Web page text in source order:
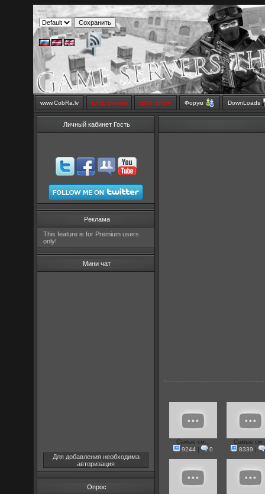
www.CobRa.lv LIVE Stream SMS SHOP Форум DownLoads
Личный кабинет Гость
Реклама
This feature is for Premium users
only!
Мини чат
Для добавления необходима
авторизация
Опрос
Самые см...
9244 | 0
Самые
8339 |